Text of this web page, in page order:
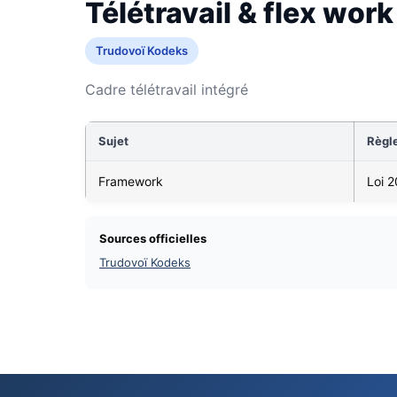
Télétravail & flex work
Trudovoï Kodeks
Cadre télétravail intégré
Sujet
Framework Loi
Sources officielles
Trudovoï Kodeks